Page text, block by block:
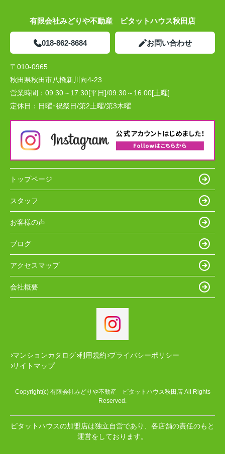
有限会社みどりや不動産 ピタットハウス秋田店
018-862-8684 お問い合わせ
〒010-0965
秋田県秋田市八橋新川向4-23
営業時間： 09:30～17:30[平日]/09:30～16:00[土曜]
定休日： 日曜･祝祭日/第2土曜/第3木曜
トップページ
スタッフ
お客様の声
ブログ
アクセスマップ
会社概要
マンションカタログ 利用規約 プライバシーポリシー
サイトマップ
Copyright(c) 有限会社みどりや不動産 ピタットハウス秋田店 All Rights
Reserved.
ピタットハウスの加盟店は独立自営であり、各店舗の責任のもと
運営をしております。